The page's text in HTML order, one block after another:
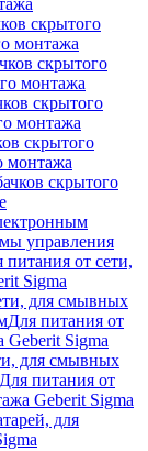
скрытого
монтажа
скрытого
монтажа
скрытого
монтажа
скрытого
монтажа
скрытого
управления
питания от сети,
Sigma
для смывных
Для питания от
Geberit Sigma
для смывных
Для питания от
Geberit Sigma
для